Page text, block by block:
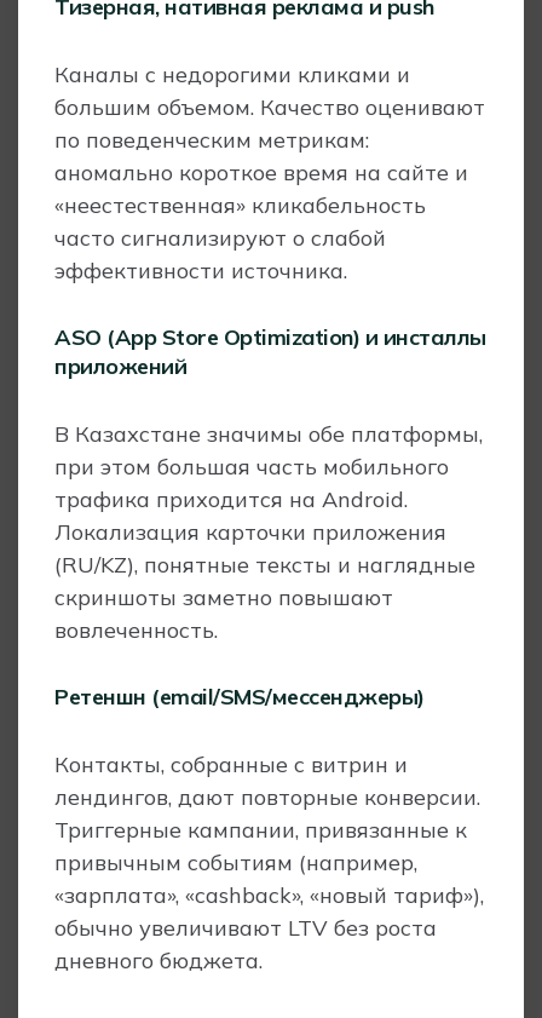
Тизерная, нативная реклама и push
Каналы с недорогими кликами и
большим объемом. Качество оценивают
по поведенческим метрикам:
аномально короткое время на сайте и
«неестественная» кликабельность
часто сигнализируют о слабой
эффективности источника.
ASO (App Store Optimization) и инсталлы
приложений
В Казахстане значимы обе платформы,
при этом большая часть мобильного
трафика приходится на Android.
Локализация карточки приложения
(RU/KZ), понятные тексты и наглядные
скриншоты заметно повышают
вовлеченность.
Ретеншн (email/SMS/мессенджеры)
Контакты, собранные с витрин и
лендингов, дают повторные конверсии.
Триггерные кампании, привязанные к
привычным событиям (например,
«зарплата», «cashback», «новый тариф»),
обычно увеличивают LTV без роста
дневного бюджета.